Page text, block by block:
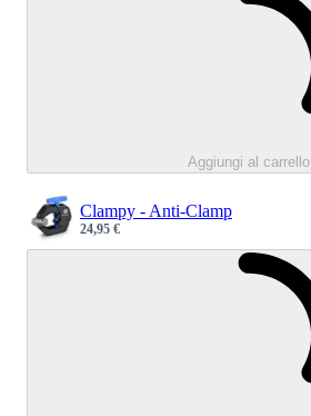
Aggiungi al carrello
Clampy - Anti-Clamp
Sale price
24,95 €